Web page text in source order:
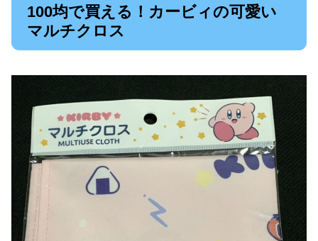
100均で買える！カービィの可愛い
マルチクロス